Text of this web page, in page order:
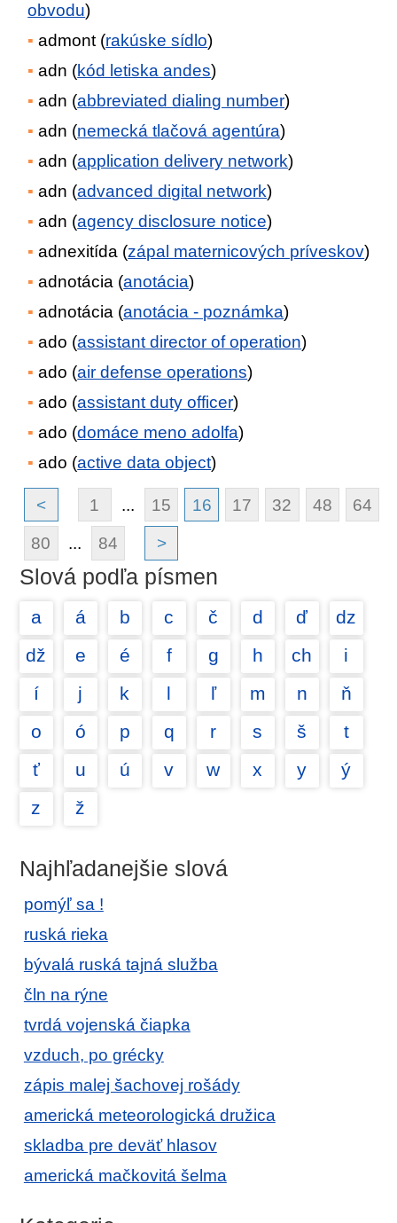
obvodu)
admont (rakúske sídlo)
adn (kód letiska andes)
adn (abbreviated dialing number)
adn (nemecká tlačová agentúra)
adn (application delivery network)
adn (advanced digital network)
adn (agency disclosure notice)
adnexitída (zápal maternicových príveskov)
adnotácia (anotácia)
adnotácia (anotácia - poznámka)
ado (assistant director of operation)
ado (air defense operations)
ado (assistant duty officer)
ado (domáce meno adolfa)
ado (active data object)
< 1 ... 15 16 17 32 48 64
80 ... 84 >
Slová podľa písmen
a á b c č d ď
dz
dž
e é f g h ch
i
í
j k l ľ m n
ň
o
ó p q r s š
t
ť
u ú v w x y
ý
z
ž
Najhľadanejšie slová
pomýľ sa !
ruská rieka
bývalá ruská tajná služba
čln na rýne
tvrdá vojenská čiapka
vzduch, po grécky
zápis malej šachovej rošády
americká meteorologická družica
skladba pre deväť hlasov
americká mačkovitá šelma